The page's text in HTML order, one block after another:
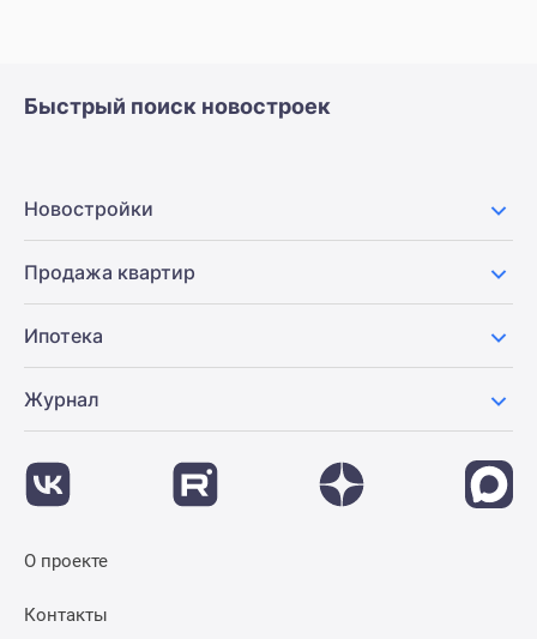
ипотека
скидками
41%
Видео
новостроек
Субсидированная
застройщиком
Rutube
Поиск
дома
Москве
Программа
реновации
Быстрый поиск новостроек
Новостройки
Продажа квартир
Ипотека
Журнал
О проекте
Контакты